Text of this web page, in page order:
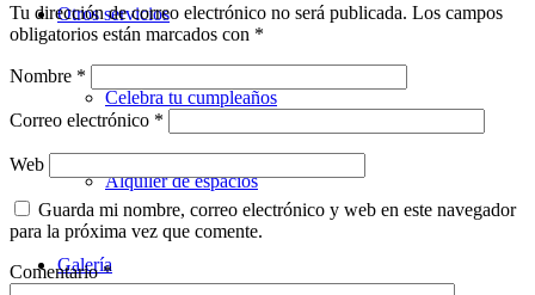
Otros servicios
Celebra tu cumpleaños
Alquiler de espacios
Galería
Tu dirección de correo electrónico no será publicada. Los campos
obligatorios están marcados con *
Nombre *
Correo electrónico *
Web
Guarda mi nombre, correo electrónico y web en este navegador
para la próxima vez que comente.
Comentario*